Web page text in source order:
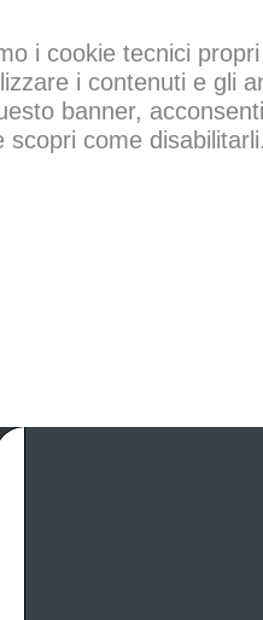
i cookie tecnici
i contenuti e gli
banner,
come